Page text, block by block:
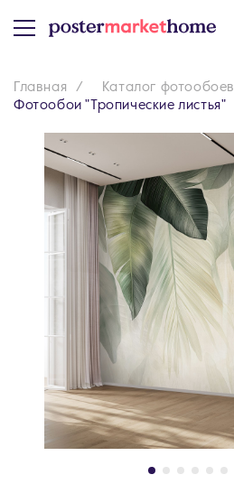
Главная
Каталог фотообоев
Фотообои "Тропические листья"